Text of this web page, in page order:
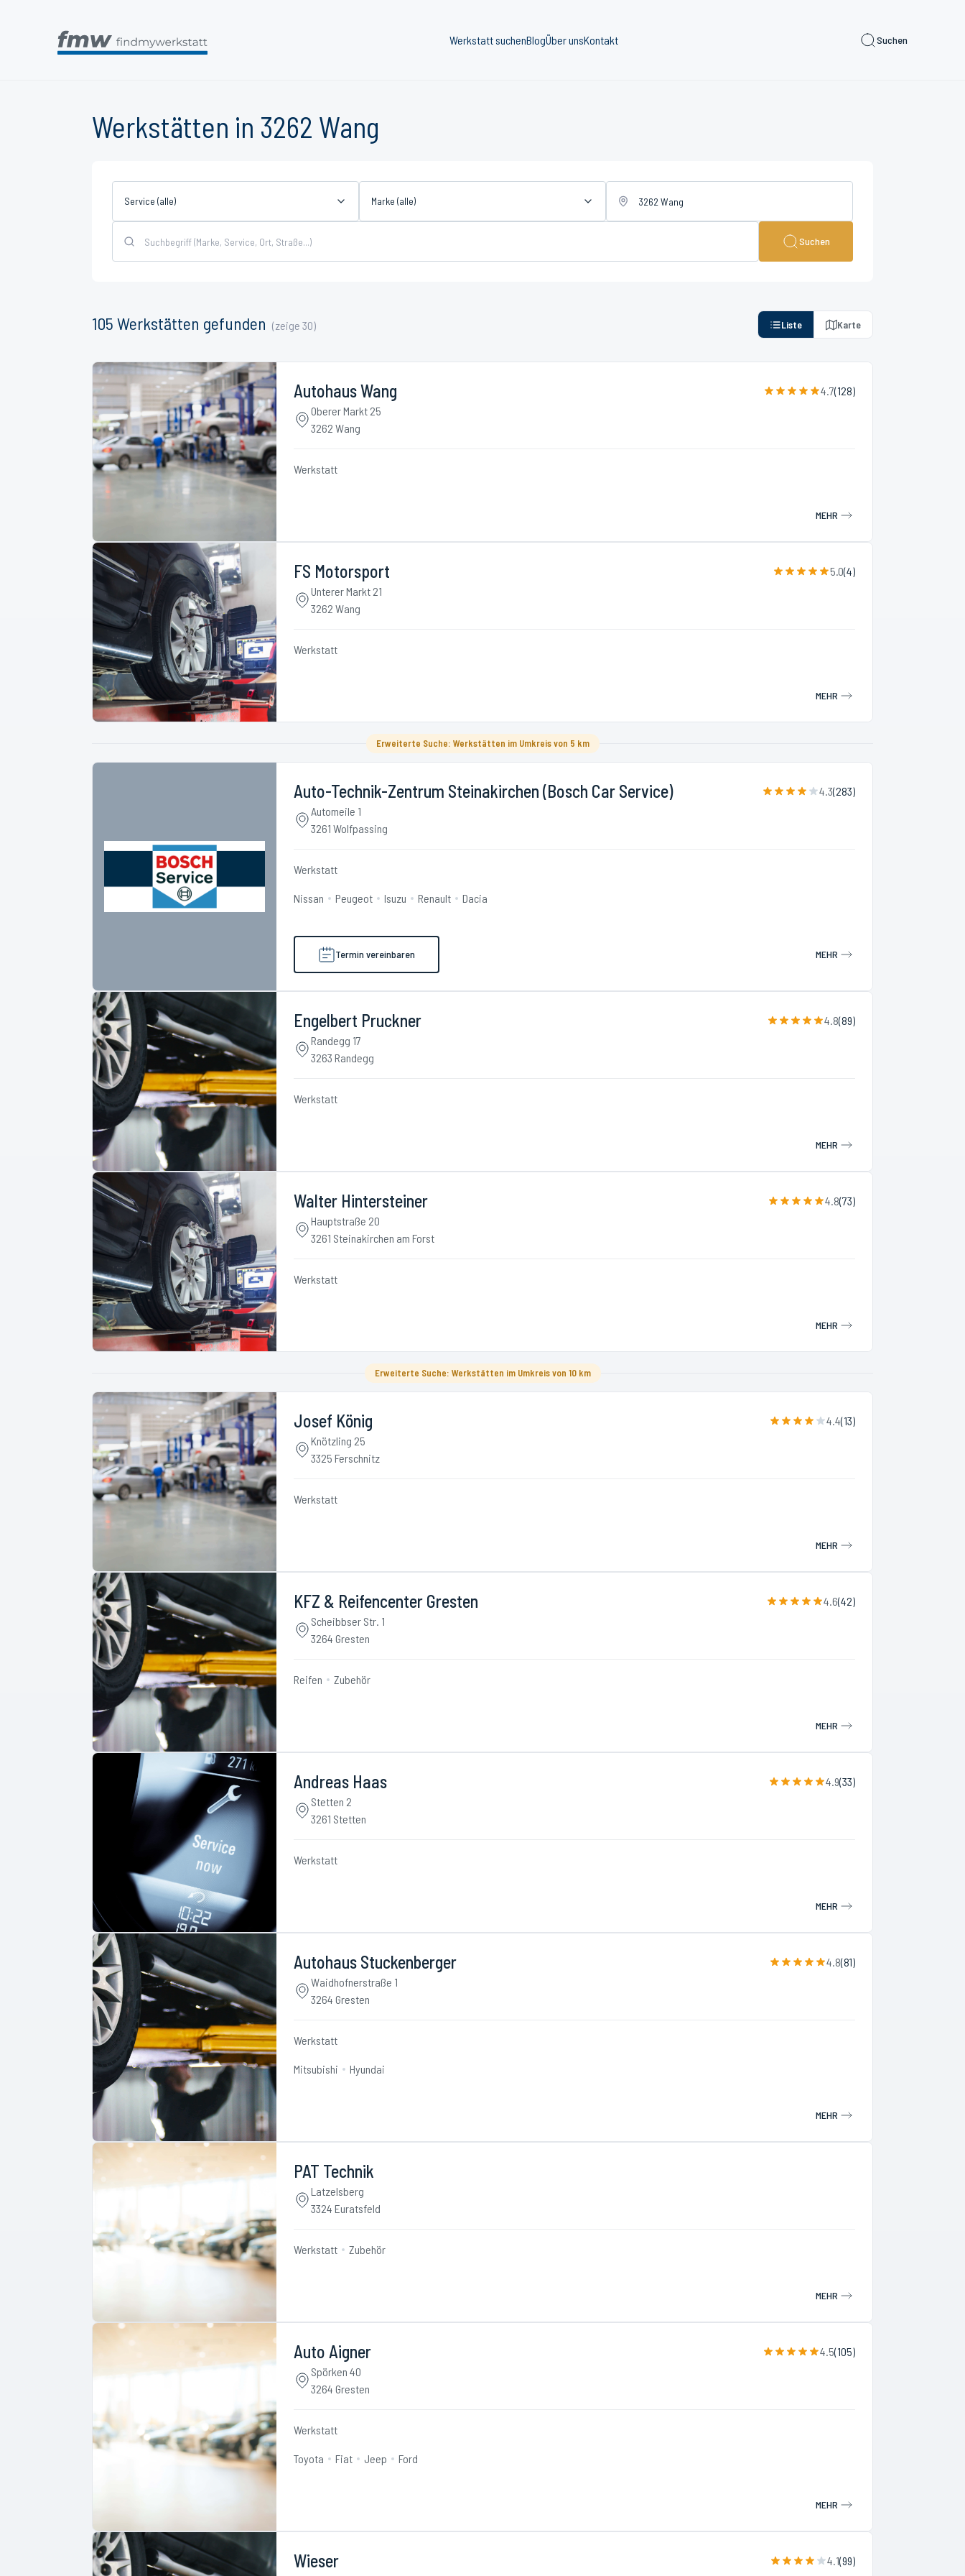
Werkstatt suchenBlogÜber unsKontakt Suchen
Werkstätten in 3262 Wang
Service (alle) Marke (alle)
Suchen
105 Werkstätten gefunden (zeige 30) Liste Karte
Autohaus Wang 4.7(128)
Oberer Markt 25
3262 Wang
Werkstatt
MEHR
FS Motorsport 5.0(4)
Unterer Markt 21
3262 Wang
Werkstatt
MEHR
Erweiterte Suche: Werkstätten im Umkreis von 5 km
Auto-Technik-Zentrum Steinakirchen (Bosch Car Service) 4.3(283)
Automeile 1
3261 Wolfpassing
Werkstatt
Nissan Peugeot Isuzu Renault Dacia
Termin vereinbaren MEHR
Engelbert Pruckner 4.8(89)
Randegg 17
3263 Randegg
Werkstatt
MEHR
Walter Hintersteiner 4.8(73)
Hauptstraße 20
3261 Steinakirchen am Forst
Werkstatt
MEHR
Erweiterte Suche: Werkstätten im Umkreis von 10 km
Josef König 4.4(13)
Knötzling 25
3325 Ferschnitz
Werkstatt
MEHR
KFZ & Reifencenter Gresten 4.6(42)
Scheibbser Str. 1
3264 Gresten
Reifen Zubehör
MEHR
Andreas Haas 4.9(33)
Stetten 2
3261 Stetten
Werkstatt
MEHR
Autohaus Stuckenberger 4.8(81)
Waidhofnerstraße 1
3264 Gresten
Werkstatt
Mitsubishi Hyundai
MEHR
PAT Technik
Latzelsberg
3324 Euratsfeld
Werkstatt Zubehör
MEHR
Auto Aigner 4.5(105)
Spörken 40
3264 Gresten
Werkstatt
Toyota Fiat Jeep Ford
MEHR
Wieser 4.1(99)